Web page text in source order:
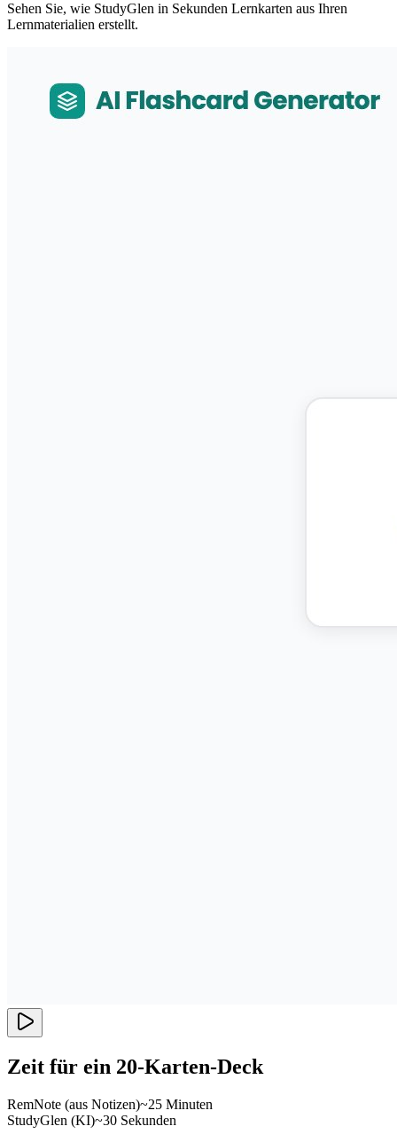
Sehen Sie, wie StudyGlen in Sekunden Lernkarten aus Ihren
Lernmaterialien erstellt.
Zeit für ein 20-Karten-Deck
RemNote (aus Notizen)~25 Minuten
StudyGlen (KI)~30 Sekunden